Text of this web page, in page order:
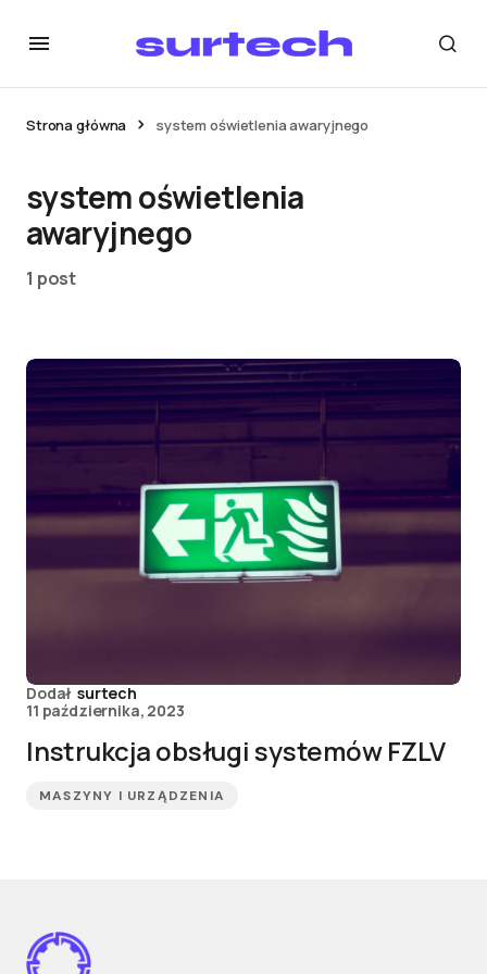
Strona główna system oświetlenia awaryjnego
system oświetlenia
awaryjnego
1 post
Dodał surtech
11 października, 2023
Instrukcja obsługi systemów FZLV
MASZYNY I URZĄDZENIA